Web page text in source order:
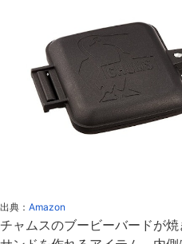
出典： Amazon
チャムスのブービーバードが